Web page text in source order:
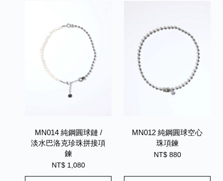
MN014 純鋼圓球鏈 /
淡水巴洛克珍珠拼接項
鍊
NT$ 1,080
MN012 純鋼圓球空心
珠項鍊
NT$ 880